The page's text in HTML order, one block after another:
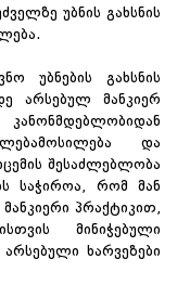
უბნის გახსნის
უბნების გახსნის
არსებულ მანკიერ
და
შესაძლებლობა
საჭიროა, რომ მან
პრაქტიკით,
მინიჭებული
ხარვეზები